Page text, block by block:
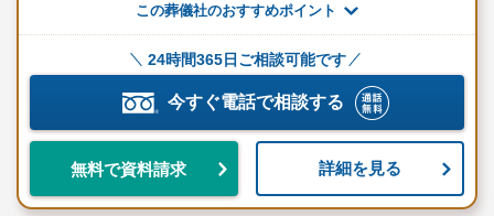
この葬儀社のおすすめポイント
24時間365日ご相談可能です
今すぐ電話で相談する
無料で資料請求 詳細を見る